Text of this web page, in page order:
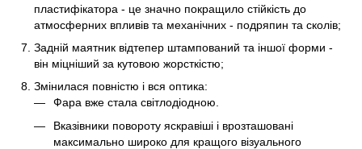
пластифікатора - це значно покращило стійкість до
атмосферних впливів та механічних - подряпин та сколів;
Задній маятник відтепер штампований та іншої форми -
він міцніший за кутовою жорсткістю;
Змінилася повністю і вся оптика:
Фара вже стала світлодіодною.
Вказівники повороту яскравіші і врозташовані
максимально широко для кращого візуального